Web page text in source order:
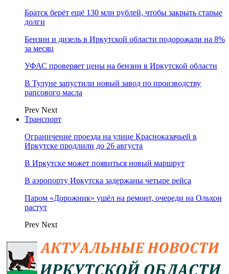
Братск берёт ещё 130 млн рублей, чтобы закрыть старые
долги
Бензин и дизель в Иркутской области подорожали на 8%
за месяц
УФАС проверяет цены на бензин в Иркутской области
В Тулуне запустили новый завод по производству
рапсового масла
Prev Next
Транспорт
Ограничение проезда на улице Красноказачьей в
Иркутске продлили до 26 августа
В Иркутске может появиться новый маршрут
В аэропорту Иркутска задержаны четыре рейса
Паром «Дорожник» ушёл на ремонт, очереди на Ольхон
растут
Prev Next